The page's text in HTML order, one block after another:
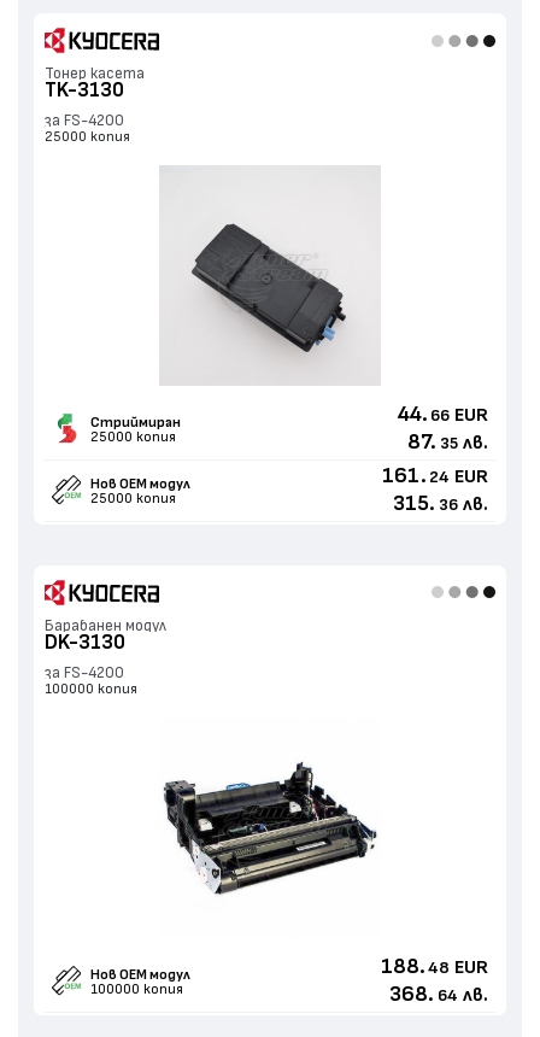
Тонер касета
TK-3130
за FS-4200
25000 копия
Стриймиран
25000 копия
44. 66 EUR
87. 35 лв.
Нов ОЕМ модул
25000 копия
161. 24 EUR
315. 36 лв.
Барабанен модул
DK-3130
за FS-4200
100000 копия
Нов ОЕМ модул
100000 копия
188. 48 EUR
368. 64 лв.